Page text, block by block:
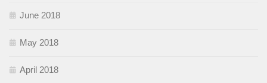
June 2018
May 2018
April 2018